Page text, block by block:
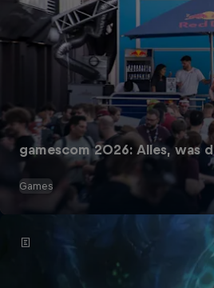
gamescom 2026: Alles, was
Games